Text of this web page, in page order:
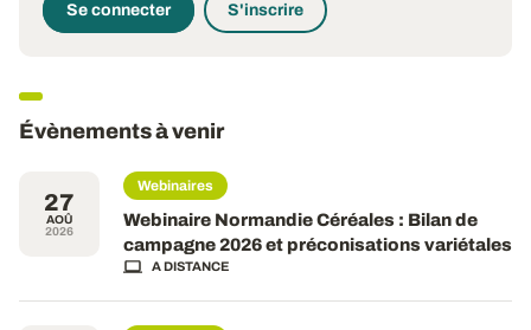
Se connecter S'inscrire
Évènements à venir
27
AOÛ
2026
Webinaires
Webinaire Normandie Céréales : Bilan de
campagne 2026 et préconisations variétales
A DISTANCE